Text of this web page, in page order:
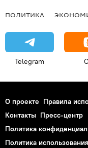
ПОЛИТИКА
Telegram
О проекте Правила
Контакты Пресс-центр
Политика
Политика